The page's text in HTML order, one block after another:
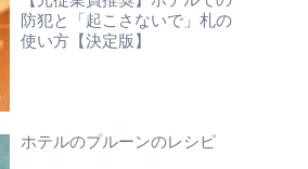
防犯と「起こさないで」札の
使い方【決定版】
ホテルのプルーンのレシピ